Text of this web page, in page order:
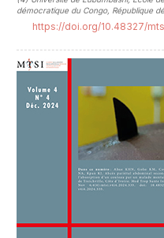
démocratique du Congo, République
https://doi.org/10.48327/